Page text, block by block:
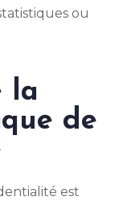
ou
la
de
est